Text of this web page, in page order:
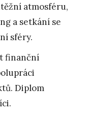
atmosféru,
a setkání se
sféry.
finanční
Diplom